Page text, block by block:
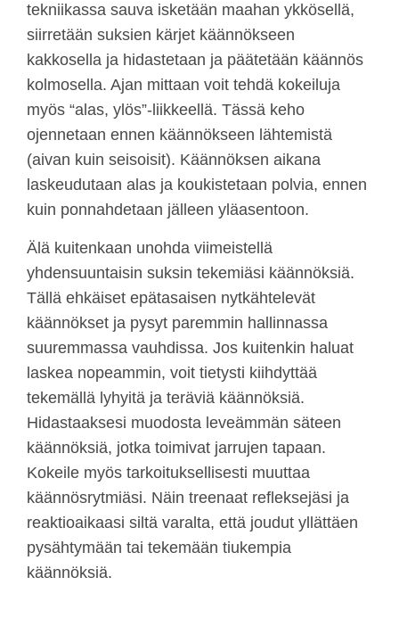
tekniikassa sauva isketään maahan ykkösellä,
siirretään suksien kärjet käännökseen
kakkosella ja hidastetaan ja päätetään käännös
kolmosella. Ajan mittaan voit tehdä kokeiluja
myös “alas, ylös”-liikkeellä. Tässä keho
ojennetaan ennen käännökseen lähtemistä
(aivan kuin seisoisit). Käännöksen aikana
laskeudutaan alas ja koukistetaan polvia, ennen
kuin ponnahdetaan jälleen yläasentoon.
Älä kuitenkaan unohda viimeistellä
yhdensuuntaisin suksin tekemiäsi käännöksiä.
Tällä ehkäiset epätasaisen nytkähtelevät
käännökset ja pysyt paremmin hallinnassa
suuremmassa vauhdissa. Jos kuitenkin haluat
laskea nopeammin, voit tietysti kiihdyttää
tekemällä lyhyitä ja teräviä käännöksiä.
Hidastaaksesi muodosta leveämmän säteen
käännöksiä, jotka toimivat jarrujen tapaan.
Kokeile myös tarkoituksellisesti muuttaa
käännösrytmiäsi. Näin treenaat refleksejäsi ja
reaktioaikaasi siltä varalta, että joudut yllättäen
pysähtymään tai tekemään tiukempia
käännöksiä.